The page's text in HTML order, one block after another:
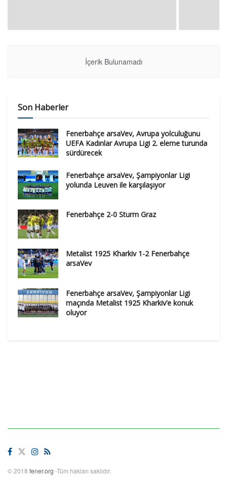
İçerik Bulunamadı
Son Haberler
Fenerbahçe arsaVev, Avrupa yolculuğunu
UEFA Kadınlar Avrupa Ligi 2. eleme turunda
sürdürecek
Fenerbahçe arsaVev, Şampiyonlar Ligi
yolunda Leuven ile karşılaşıyor
Fenerbahçe 2-0 Sturm Graz
Metalist 1925 Kharkiv 1-2 Fenerbahçe
arsaVev
Fenerbahçe arsaVev, Şampiyonlar Ligi
maçında Metalist 1925 Kharkiv’e konuk
oluyor
© 2018 fener.org -Tüm hakları saklıdır.